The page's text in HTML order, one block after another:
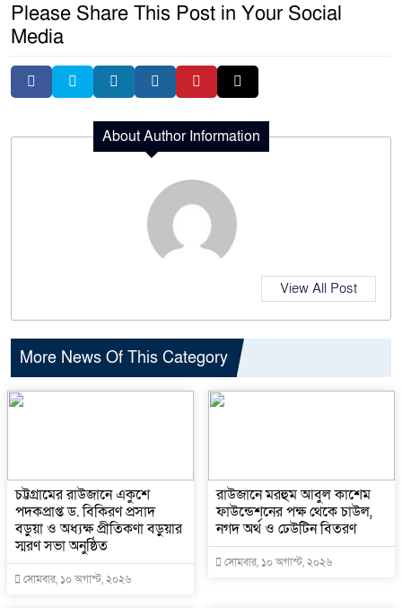
Please Share This Post in Your Social
Media
About Author Information
View All Post
More News Of This Category
চট্টগ্রামের রাউজানে একুশে
পদকপ্রাপ্ত ড. বিকিরণ প্রসাদ
বড়ুয়া ও অধ্যক্ষ প্রীতিকণা বড়ুয়ার
স্মরণ সভা অনুষ্ঠিত
সোমবার, ১০ অগাস্ট, ২০২৬
রাউজানে মরহুম আবুল কাশেম
ফাউন্ডেশনের পক্ষ থেকে চাউল,
নগদ অর্থ ও ঢেউটিন বিতরণ
সোমবার, ১০ অগাস্ট, ২০২৬